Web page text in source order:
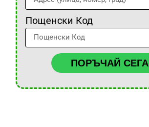
Пощенски Код
ПОРЪЧАЙ СЕГА